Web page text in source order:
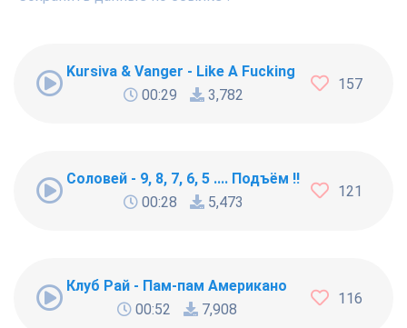
Kursiva & Vanger - Like A Fucking Newbie
00:29
3,782
157
Соловей - 9, 8, 7, 6, 5 .... Подъём !!!
00:28
5,473
121
Клуб Рай - Пам-пам Американо
00:52
7,908
116